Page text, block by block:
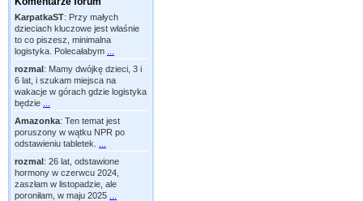
KarpatkaST: Przy małych
dzieciach kluczowe jest właśnie
to co piszesz, minimalna
logistyka. Polecałabym
rozmal: Mamy dwójkę dzieci, 3 i
6 lat, i szukam miejsca na
wakacje w górach gdzie logistyka
będzie
Amazonka: Ten temat jest
poruszony w wątku NPR po
odstawieniu tabletek.
rozmal: 26 lat, odstawione
hormony w czerwcu 2024,
zaszłam w listopadzie, ale
poroniłam, w maju 2025